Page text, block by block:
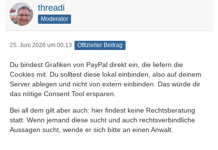
threadi
Moderator
25. Juni 2026 um 00:13 Offizieller Beitrag
Du bindest Grafiken von PayPal direkt ein, die liefern die
Cookies mit. Du solltest diese lokal einbinden, also auf deinem
Server ablegen und nicht von extern einbinden. Das würde dir
das nötige Consent Tool ersparen.
Bei all dem gilt aber auch: hier findest keine Rechtsberatung
statt. Wenn jemand diese sucht und auch rechtsverbindliche
Aussagen sucht, wende er sich bitte an einen Anwalt.